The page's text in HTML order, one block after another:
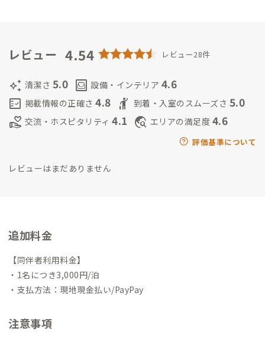
レビュー 4.54 レビュー28件
auto_awesome 清潔さ 5.0 living 設備・インテリア 4.6
fact_check 掲載情報の正確さ 4.8 hail 到着・入室のスムーズさ 5.0
volunteer_activism 交流・ホスピタリティ 4.1 travel_explore エリアの満足度 4.6
評価基準について
レビューはまだありません
追加料金
【同伴者利用料金】
・1名につき3,000円/泊
・支払方法：現地現金払い/PayPay
注意事項